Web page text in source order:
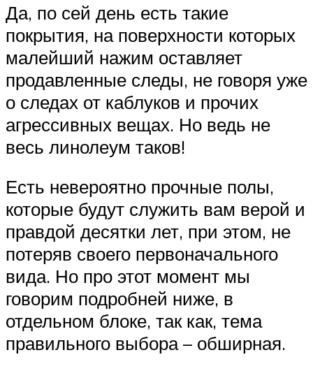
Да, по сей день есть такие
покрытия, на поверхности которых
малейший нажим оставляет
продавленные следы, не говоря уже
о следах от каблуков и прочих
агрессивных вещах. Но ведь не
весь линолеум таков!
Есть невероятно прочные полы,
которые будут служить вам верой и
правдой десятки лет, при этом, не
потеряв своего первоначального
вида. Но про этот момент мы
говорим подробней ниже, в
отдельном блоке, так как, тема
правильного выбора – обширная.